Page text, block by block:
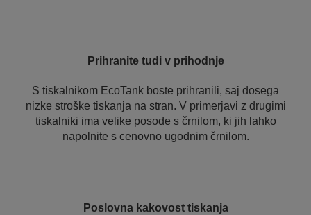
Prihranite tudi v prihodnje
S tiskalnikom EcoTank boste prihranili, saj dosega
nizke stroške tiskanja na stran. V primerjavi z drugimi
tiskalniki ima velike posode s črnilom, ki jih lahko
napolnite s cenovno ugodnim črnilom.
Poslovna kakovost tiskanja